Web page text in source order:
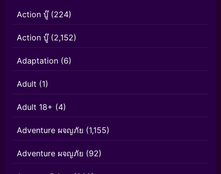
Action บู๊(224)
Action บู๊(2,152)
Adaptation (6)
Adult (1)
Adult 18+ (4)
Adventure ผจญภัย (1,155)
Adventure ผจญภัย (92)